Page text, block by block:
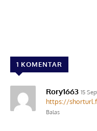
1 KOMENTAR
Rory1663 15
https://
Balas